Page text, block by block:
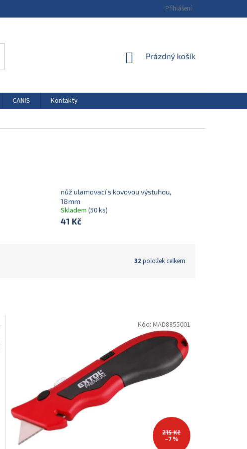
Přihlášení
NÁKUPNÍ
Prázdný košík
CANIS
Kontakty
nůž ulamovací s kovovou výstuhou,
18mm
Skladem (50 ks)
41 Kč
32položek celkem
215 Kč
–7 %
Kód: MAD8855001